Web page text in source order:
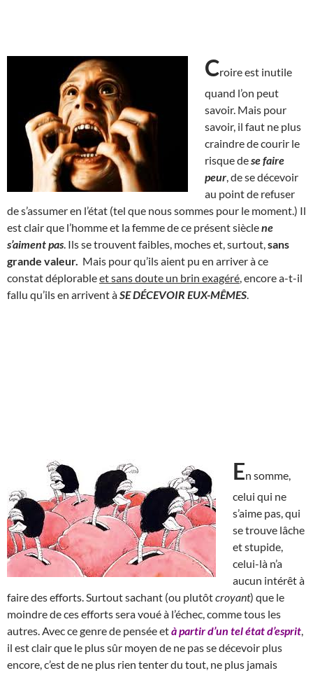
Croire est inutile
quand l’on peut
savoir. Mais pour
savoir, il faut ne plus
craindre de courir le
risque dese faire
peur , de se décevoir
au point de refuser
de s’assumer en l’état (tel que nous sommes pour le moment.) Il
est clair que l’homme et la femme de ce présent sièclene
s’aiment pas . Ils se trouvent faibles, moches et, surtout, sans
grande valeur. Mais pour qu’ils aient pu en arriver à ce
constat déplorableet sans doute un brin exagéré , encore a-t-il
fallu qu’ils en arrivent àSE DÉCEVOIR EUX-MÊMES
En somme,
celui qui ne
s’aime pas, qui
se trouve lâche
et stupide,
celui-là n’a
aucun intérêt à
faire des efforts. Surtout sachant (ou plutôtcroyant) que le
moindre de ces efforts sera voué à l’échec, comme tous les
autres. Avec ce genre de pensée età partir d’un tel état d’esprit
il est clair que le plus sûr moyen de ne pas se décevoir plus
encore, c’est de ne plus rien tenter du tout, ne plus jamais